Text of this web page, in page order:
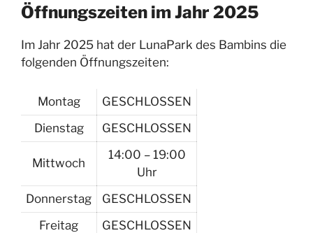
Öffnungszeiten im Jahr 2025
Im Jahr 2025 hat der LunaPark des Bambins die
folgenden Öffnungszeiten:
Montag
GESCHLOSSEN
Dienstag
GESCHLOSSEN
Mittwoch
14:00 – 19:00
Uhr
Donnerstag
GESCHLOSSEN
Freitag
GESCHLOSSEN